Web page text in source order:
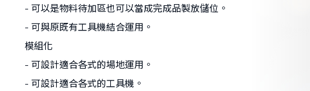
- 可以是物料待加區也可以當成完成品製放儲位。
- 可與原既有工具機結合運用。
模組化
- 可設計適合各式的場地運用。
- 可設計適合各式的工具機。